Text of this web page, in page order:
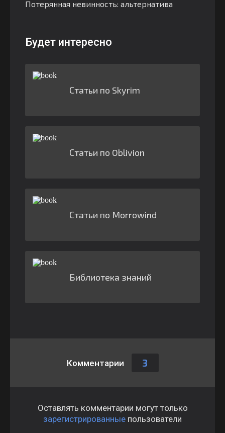
Потерянная невинность: альтернатива
Будет интересно
Статьи по Skyrim
Статьи по Oblivion
Статьи по Morrowind
Библиотека знаний
Комментарии 3
Оставлять комментарии могут только
зарегистрированные пользователи